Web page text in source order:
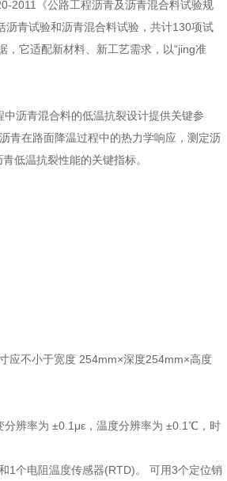
2011《公路工程沥青及沥青混合料试验规
青试验和沥青混合料试验，共计130项试
它适配新材料、新工艺需求，以“jing准
沥青混合料的低温抗裂设计提供关键参
青在路面降温过程中的热力学响应，测定沥
低温抗裂性能的关键指标。
应不小于宽度 254mm×深度254mm×高度
分辨率为 ±0.1με，温度分辨率为 ±0.1℃，时
1个电阻温度传感器(RTD)。 可用3个定位销